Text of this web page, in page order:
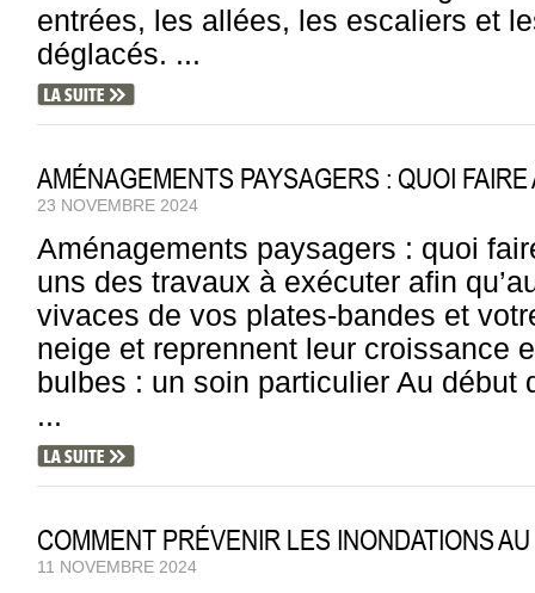
entrées, les allées, les escaliers et
déglacés. ...
AMÉNAGEMENTS PAYSAGERS : QUOI FAIRE
23 NOVEMBRE 2024
Aménagements paysagers : quoi
uns des travaux à exécuter afin
vivaces de vos plates-bandes et
neige et reprennent leur croissance
bulbes : un soin particulier Au début
...
COMMENT PRÉVENIR LES INONDATIONS
11 NOVEMBRE 2024